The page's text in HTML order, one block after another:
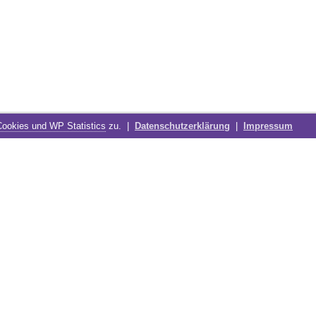
und WP Statistics zu. | Datenschutzerklärung Impressum